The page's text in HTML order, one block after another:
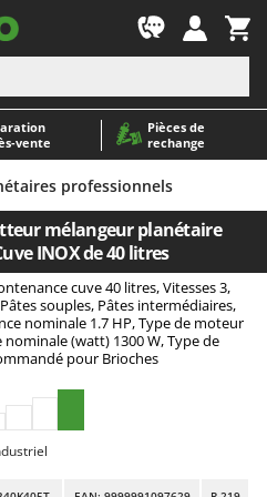
Pièces de
rechange
tondeuses autoportés
pour gazon
de terre pour tracteur
roues
tracteurs
professionnels
mélangeur planétaire
INOX de 40 litres
cuve 40 litres, Vitesses 3,
souples, Pâtes intermédiaires,
nominale 1.7 HP, Type de moteur
(watt) 1300 W, Type de
pour Brioches